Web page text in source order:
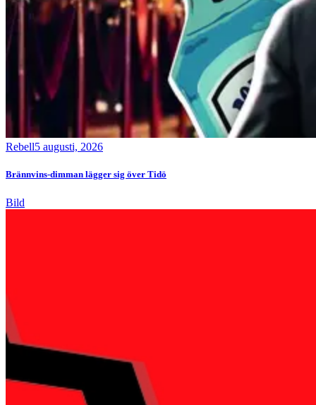
Rebell5 augusti, 2026
Brännvins-dimman lägger sig över Tidö
Bild